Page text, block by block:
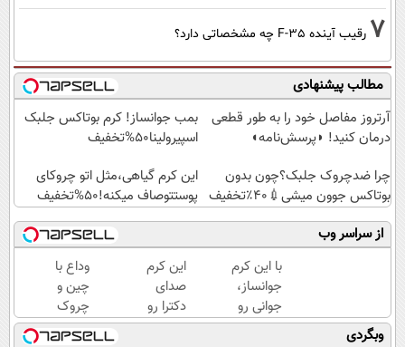
7 رقیب آینده F-35 چه مشخصاتی دارد؟
مطالب پیشنهادی
آرتروز مفاصل خود را به طور قطعی
درمان کنید! ◗پرسش‌نامه◖
بمب جوانساز! کرم بوتاکس جلبک
اسپیرولینا50%تخفیف
چرا ضدچروک جلبک؟چون بدون
بوتاکس جوون میشی💉۴۰٪تخفیف
این کرم گیاهی،مثل اتو چروکای
پوستتوصاف میکنه!50%تخفیف
از سراسر وب
با این کرم
جوانساز،
جوانی رو
به خودت
این کرم
صدای
دکترا رو
در اورده
وداع با
چین و
چروک
های
وبگردی